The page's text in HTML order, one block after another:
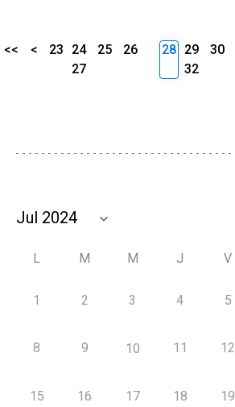
<< < 23 24 25
26
27
28 29 30
32
L M M J V
1 2 3 4 5
8 9 10 11 12
15 16 17 18 19